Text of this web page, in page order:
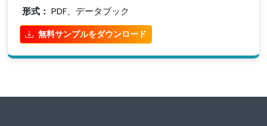
形式： PDF、データブック
無料サンプルをダウンロード